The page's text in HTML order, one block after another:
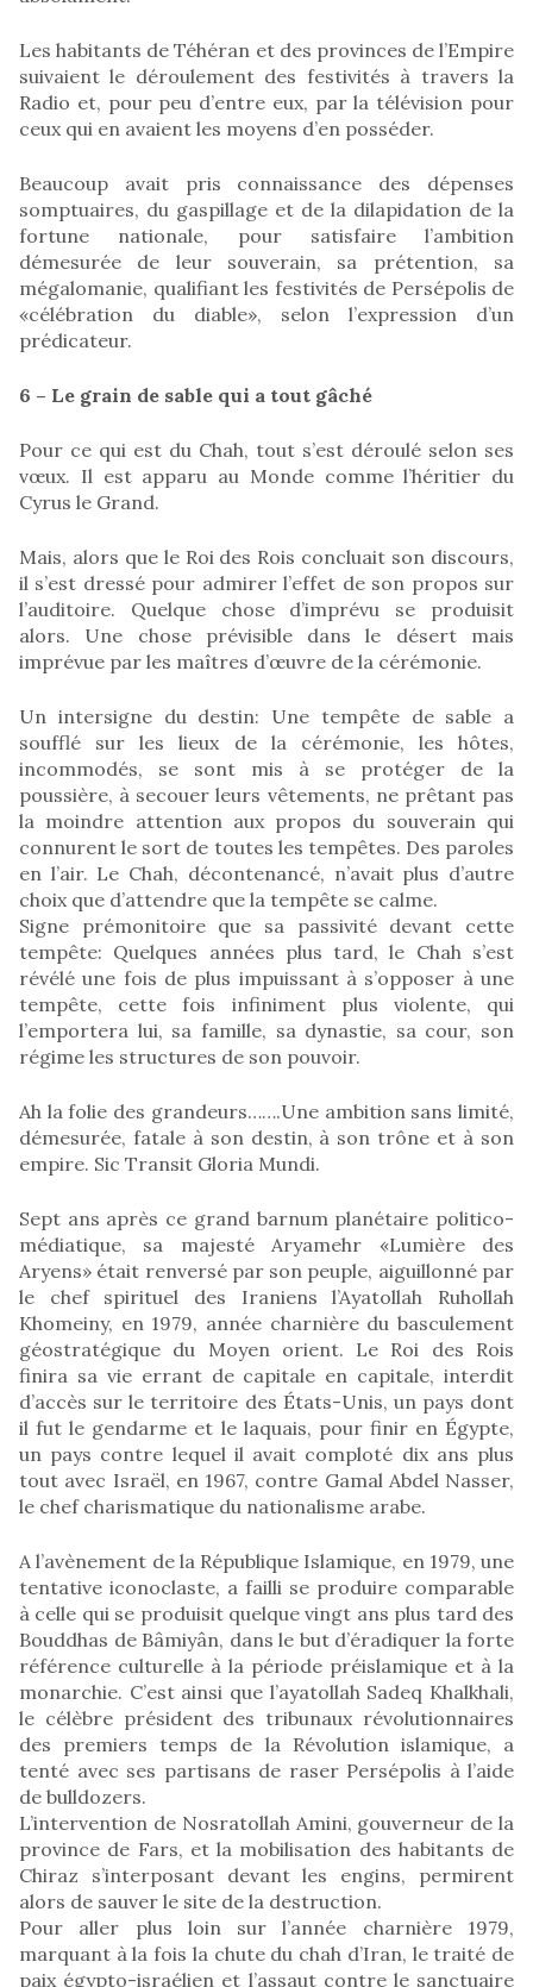
Les habitants de Téhéran et des provinces de l’Empire
suivaient le déroulement des festivités à travers la
Radio et, pour peu d’entre eux, par la télévision pour
ceux qui en avaient les moyens d’en posséder.
Beaucoup avait pris connaissance des dépenses
somptuaires, du gaspillage et de la dilapidation de la
fortune nationale, pour satisfaire l’ambition
démesurée de leur souverain, sa prétention, sa
mégalomanie, qualifiant les festivités de Persépolis de
«célébration du diable», selon l’expression d’un
prédicateur.
6 – Le grain de sable qui a tout gâché
Pour ce qui est du Chah, tout s’est déroulé selon ses
vœux. Il est apparu au Monde comme l’héritier du
Cyrus le Grand.
Mais, alors que le Roi des Rois concluait son discours,
il s’est dressé pour admirer l’effet de son propos sur
l’auditoire. Quelque chose d’imprévu se produisit
alors. Une chose prévisible dans le désert mais
imprévue par les maîtres d’œuvre de la cérémonie.
Un intersigne du destin: Une tempête de sable a
soufflé sur les lieux de la cérémonie, les hôtes,
incommodés, se sont mis à se protéger de la
poussière, à secouer leurs vêtements, ne prêtant pas
la moindre attention aux propos du souverain qui
connurent le sort de toutes les tempêtes. Des paroles
en l’air. Le Chah, décontenancé, n’avait plus d’autre
choix que d’attendre que la tempête se calme.
Signe prémonitoire que sa passivité devant cette
tempête: Quelques années plus tard, le Chah s’est
révélé une fois de plus impuissant à s’opposer à une
tempête, cette fois infiniment plus violente, qui
l’emportera lui, sa famille, sa dynastie, sa cour, son
régime les structures de son pouvoir.
Ah la folie des grandeurs…….Une ambition sans limité,
démesurée, fatale à son destin, à son trône et à son
empire. Sic Transit Gloria Mundi.
Sept ans après ce grand barnum planétaire politico-
médiatique, sa majesté Aryamehr «Lumière des
Aryens» était renversé par son peuple, aiguillonné par
le chef spirituel des Iraniens l’Ayatollah Ruhollah
Khomeiny, en 1979, année charnière du basculement
géostratégique du Moyen orient. Le Roi des Rois
finira sa vie errant de capitale en capitale, interdit
d’accès sur le territoire des États-Unis, un pays dont
il fut le gendarme et le laquais, pour finir en Égypte,
un pays contre lequel il avait comploté dix ans plus
tout avec Israël, en 1967, contre Gamal Abdel Nasser,
le chef charismatique du nationalisme arabe.
A l’avènement de la République Islamique, en 1979, une
tentative iconoclaste, a failli se produire comparable
à celle qui se produisit quelque vingt ans plus tard des
Bouddhas de Bâmiyân, dans le but d’éradiquer la forte
référence culturelle à la période préislamique et à la
monarchie. C’est ainsi que l’ayatollah Sadeq Khalkhali,
le célèbre président des tribunaux révolutionnaires
des premiers temps de la Révolution islamique, a
tenté avec ses partisans de raser Persépolis à l’aide
de bulldozers.
L’intervention de Nosratollah Amini, gouverneur de la
province de Fars, et la mobilisation des habitants de
Chiraz s’interposant devant les engins, permirent
alors de sauver le site de la destruction.
Pour aller plus loin sur l’année charnière 1979,
marquant à la fois la chute du chah d’Iran, le traité de
paix égypto-israélien et l’assaut contre le sanctuaire